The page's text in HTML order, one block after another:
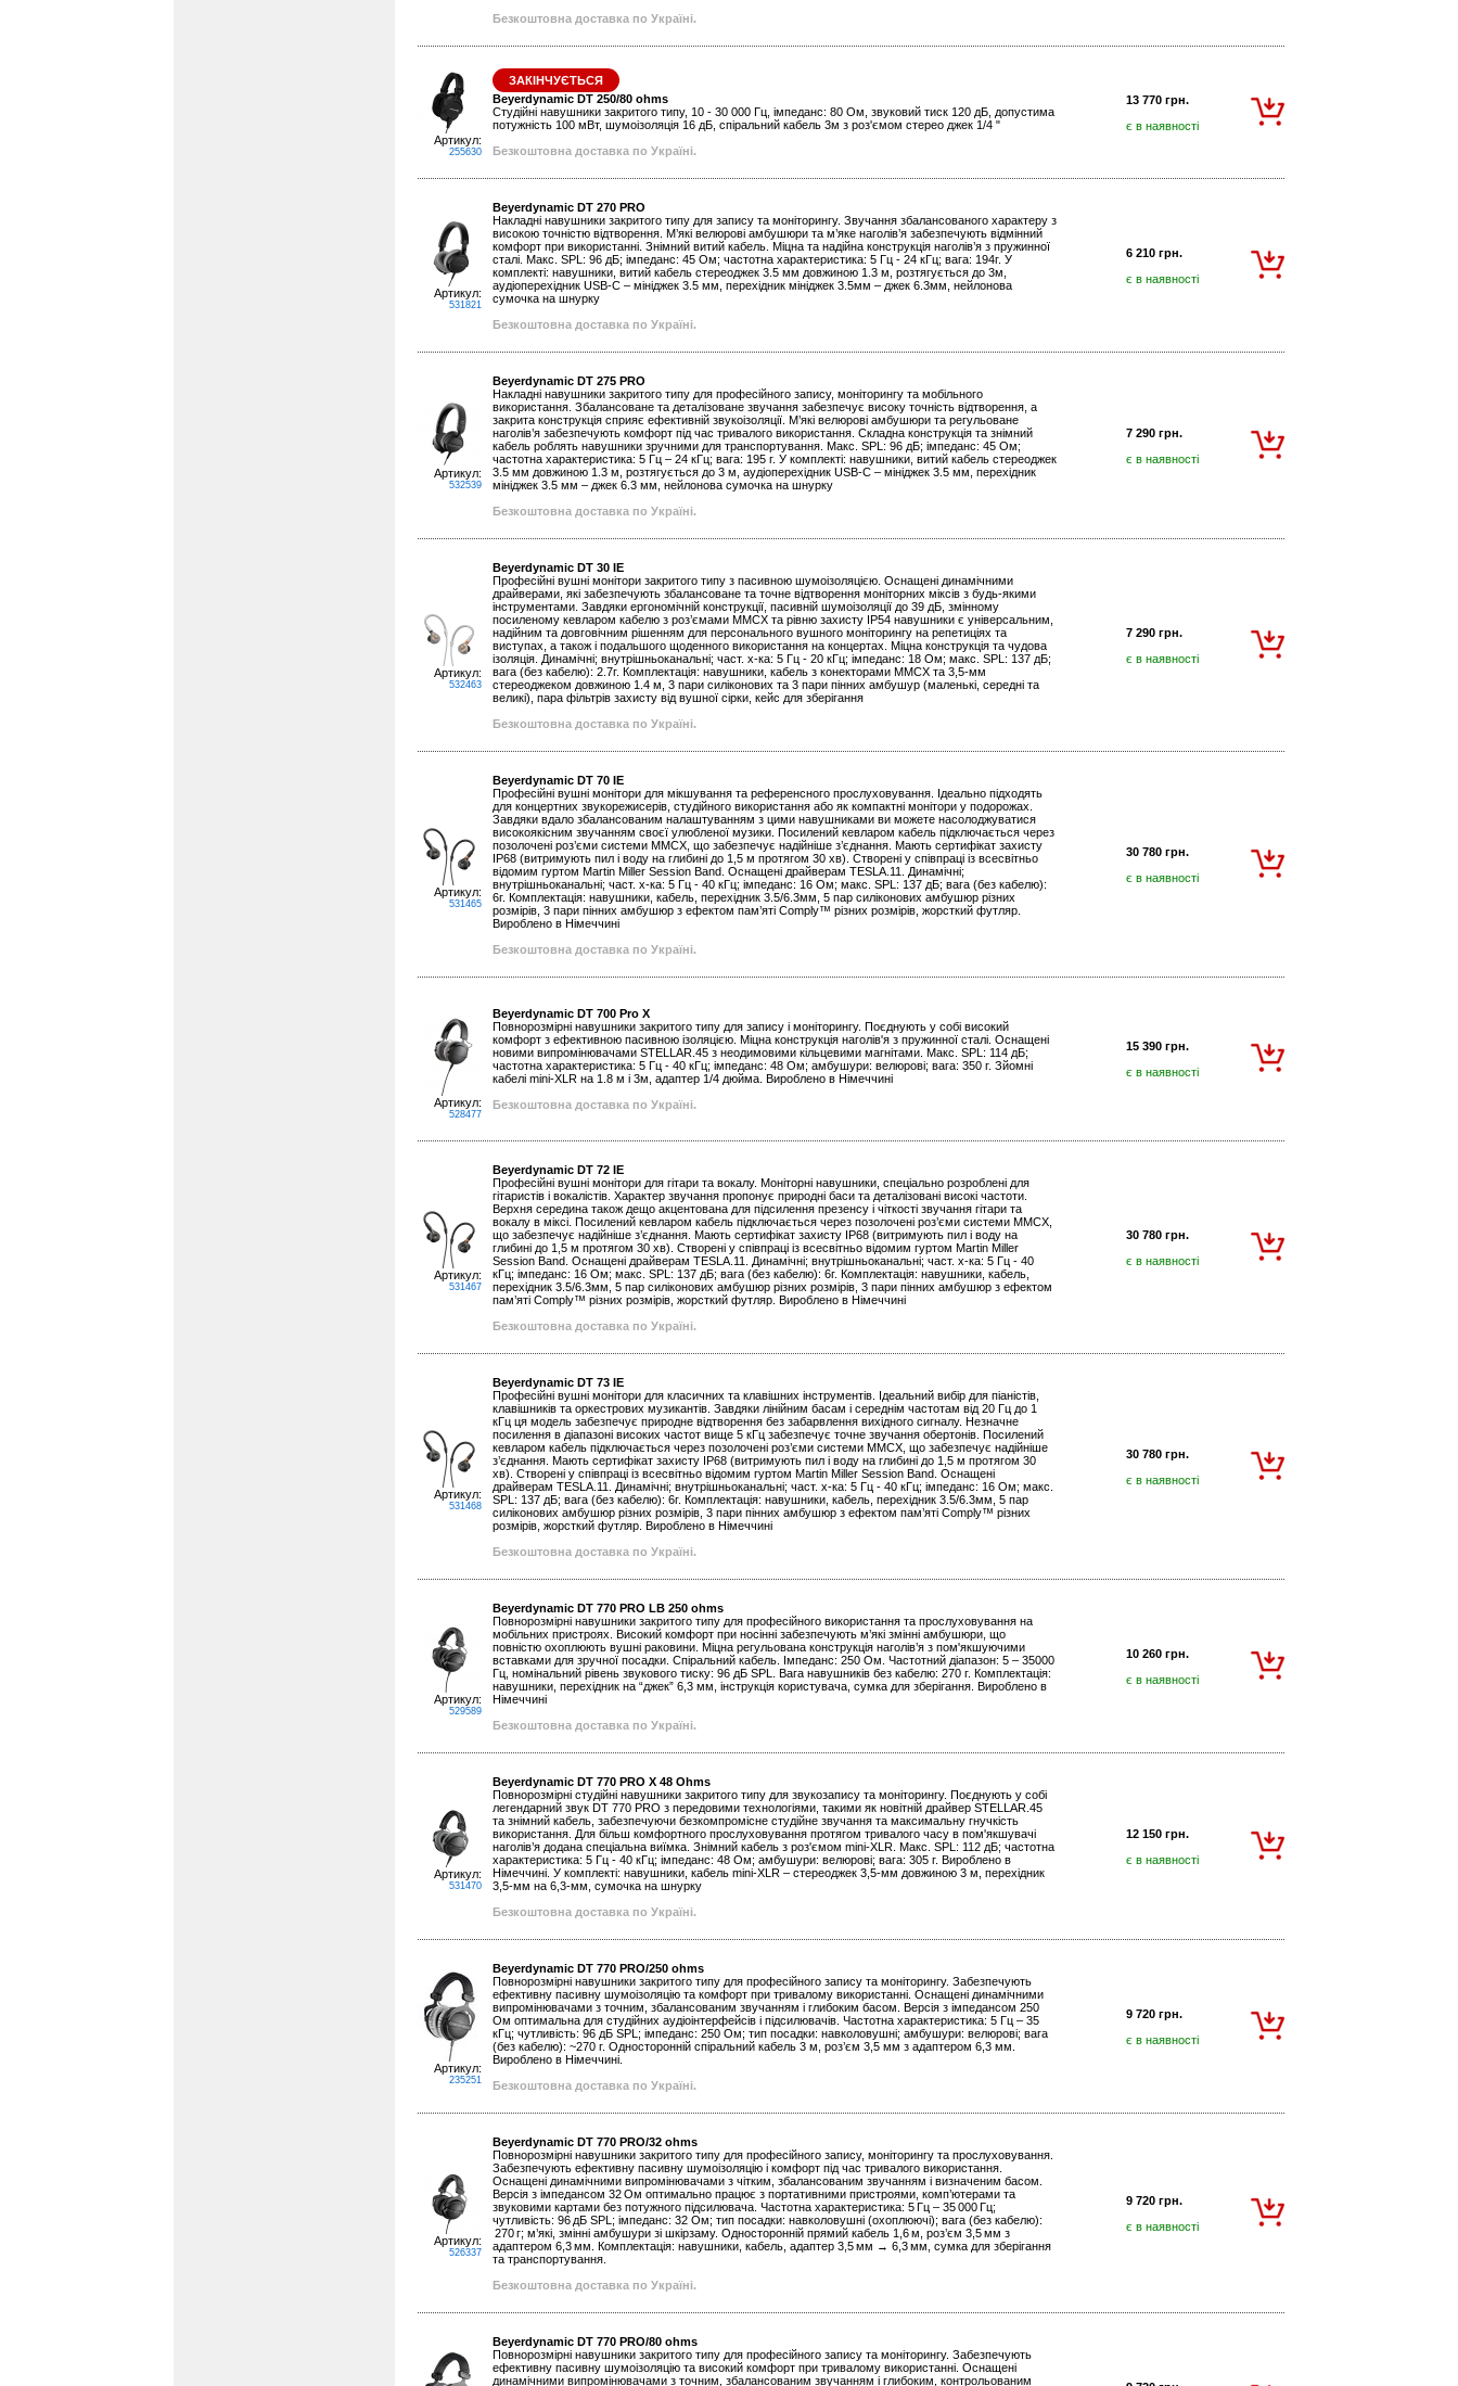
Безкоштовна доставка по Україні.
Артикул:
255630
ЗАКІНЧУЄТЬСЯ
Beyerdynamic DT 250/80 ohms
Студійні навушники закритого типу, 10 - 30 000 Гц, імпеданс: 80 Ом, звуковий тиск 120 дБ, допустима
потужність 100 мВт, шумоізоляція 16 дБ, спіральний кабель 3м з роз'ємом стерео джек 1/4 "
Безкоштовна доставка по Україні.
13 770 грн.
є в наявності
Артикул:
531821
Beyerdynamic DT 270 PRO
Накладні навушники закритого типу для запису та моніторингу. Звучання збалансованого характеру з
високою точністю відтворення. М’які велюрові амбушюри та м’яке наголів’я забезпечують відмінний
комфорт при використанні. Знімний витий кабель. Міцна та надійна конструкція наголів’я з пружинної
сталі. Макс. SPL: 96 дБ; імпеданс: 45 Ом; частотна характеристика: 5 Гц - 24 кГц; вага: 194г. У
комплекті: навушники, витий кабель стереоджек 3.5 мм довжиною 1.3 м, розтягується до 3м,
аудіоперехідник USB-C – мініджек 3.5 мм, перехідник мініджек 3.5мм – джек 6.3мм, нейлонова
сумочка на шнурку
Безкоштовна доставка по Україні.
6 210 грн.
є в наявності
Артикул:
532539
Beyerdynamic DT 275 PRO
Накладні навушники закритого типу для професійного запису, моніторингу та мобільного
використання. Збалансоване та деталізоване звучання забезпечує високу точність відтворення, а
закрита конструкція сприяє ефективній звукоізоляції. М’які велюрові амбушюри та регульоване
наголів’я забезпечують комфорт під час тривалого використання. Складна конструкція та знімний
кабель роблять навушники зручними для транспортування. Макс. SPL: 96 дБ; імпеданс: 45 Ом;
частотна характеристика: 5 Гц – 24 кГц; вага: 195 г. У комплекті: навушники, витий кабель стереоджек
3.5 мм довжиною 1.3 м, розтягується до 3 м, аудіоперехідник USB-C – мініджек 3.5 мм, перехідник
мініджек 3.5 мм – джек 6.3 мм, нейлонова сумочка на шнурку
Безкоштовна доставка по Україні.
7 290 грн.
є в наявності
Артикул:
532463
Beyerdynamic DT 30 IE
Професійні вушні монітори закритого типу з пасивною шумоізоляцією. Оснащені динамічними
драйверами, які забезпечують збалансоване та точне відтворення моніторних міксів з будь-якими
інструментами. Завдяки ергономічній конструкції, пасивній шумоізоляції до 39 дБ, змінному
посиленому кевларом кабелю з роз’ємами MMCX та рівню захисту IP54 навушники є універсальним,
надійним та довговічним рішенням для персонального вушного моніторингу на репетиціях та
виступах, а також і подальшого щоденного використання на концертах. Міцна конструкція та чудова
ізоляція. Динамічні; внутрішньоканальні; част. х-ка: 5 Гц - 20 кГц; імпеданс: 18 Ом; макс. SPL: 137 дБ;
вага (без кабелю): 2.7г. Комплектація: навушники, кабель з конекторами MMCX та 3,5-мм
стереоджеком довжиною 1.4 м, 3 пари силіконових та 3 пари пінних амбушур (маленькі, середні та
великі), пара фільтрів захисту від вушної сірки, кейс для зберігання
Безкоштовна доставка по Україні.
7 290 грн.
є в наявності
Артикул:
531465
Beyerdynamic DT 70 IE
Професійні вушні монітори для мікшування та референсного прослуховування. Ідеально підходять
для концертних звукорежисерів, студійного використання або як компактні монітори у подорожах.
Завдяки вдало збалансованим налаштуванням з цими навушниками ви можете насолоджуватися
високоякісним звучанням своєї улюбленої музики. Посилений кевларом кабель підключається через
позолочені роз’єми системи MMCX, що забезпечує надійніше з’єднання. Мають сертифікат захисту
IP68 (витримують пил і воду на глибині до 1,5 м протягом 30 хв). Створені у співпраці із всесвітньо
відомим гуртом Martin Miller Session Band. Оснащені драйверам TESLA.11. Динамічні;
внутрішньоканальні; част. х-ка: 5 Гц - 40 кГц; імпеданс: 16 Ом; макс. SPL: 137 дБ; вага (без кабелю):
6г. Комплектація: навушники, кабель, перехідник 3.5/6.3мм, 5 пар силіконових амбушюр різних
розмірів, 3 пари пінних амбушюр з ефектом пам’яті Comply™ різних розмірів, жорсткий футляр.
Вироблено в Німеччині
Безкоштовна доставка по Україні.
30 780 грн.
є в наявності
Артикул:
528477
Beyerdynamic DT 700 Pro X
Повнорозмірні навушники закритого типу для запису і моніторингу. Поєднують у собі високий
комфорт з ефективною пасивною ізоляцією. Міцна конструкція наголів'я з пружинної сталі. Оснащені
новими випромінювачами STELLAR.45 з неодимовими кільцевими магнітами. Макс. SPL: 114 дБ;
частотна характеристика: 5 Гц - 40 кГц; імпеданс: 48 Ом; амбушури: велюрові; вага: 350 г. Зйомні
кабелі mini-XLR на 1.8 м і 3м, адаптер 1/4 дюйма. Вироблено в Німеччині
Безкоштовна доставка по Україні.
15 390 грн.
є в наявності
Артикул:
531467
Beyerdynamic DT 72 IE
Професійні вушні монітори для гітари та вокалу. Моніторні навушники, спеціально розроблені для
гітаристів і вокалістів. Характер звучання пропонує природні баси та деталізовані високі частоти.
Верхня середина також дещо акцентована для підсилення презенсу і чіткості звучання гітари та
вокалу в міксі. Посилений кевларом кабель підключається через позолочені роз’єми системи MMCX,
що забезпечує надійніше з’єднання. Мають сертифікат захисту IP68 (витримують пил і воду на
глибині до 1,5 м протягом 30 хв). Створені у співпраці із всесвітньо відомим гуртом Martin Miller
Session Band. Оснащені драйверам TESLA.11. Динамічні; внутрішньоканальні; част. х-ка: 5 Гц - 40
кГц; імпеданс: 16 Ом; макс. SPL: 137 дБ; вага (без кабелю): 6г. Комплектація: навушники, кабель,
перехідник 3.5/6.3мм, 5 пар силіконових амбушюр різних розмірів, 3 пари пінних амбушюр з ефектом
пам’яті Comply™ різних розмірів, жорсткий футляр. Вироблено в Німеччині
Безкоштовна доставка по Україні.
30 780 грн.
є в наявності
Артикул:
531468
Beyerdynamic DT 73 IE
Професійні вушні монітори для класичних та клавішних інструментів. Ідеальний вибір для піаністів,
клавішників та оркестрових музикантів. Завдяки лінійним басам і середнім частотам від 20 Гц до 1
кГц ця модель забезпечує природне відтворення без забарвлення вихідного сигналу. Незначне
посилення в діапазоні високих частот вище 5 кГц забезпечує точне звучання обертонів. Посилений
кевларом кабель підключається через позолочені роз’єми системи MMCX, що забезпечує надійніше
з’єднання. Мають сертифікат захисту IP68 (витримують пил і воду на глибині до 1,5 м протягом 30
хв). Створені у співпраці із всесвітньо відомим гуртом Martin Miller Session Band. Оснащені
драйверам TESLA.11. Динамічні; внутрішньоканальні; част. х-ка: 5 Гц - 40 кГц; імпеданс: 16 Ом; макс.
SPL: 137 дБ; вага (без кабелю): 6г. Комплектація: навушники, кабель, перехідник 3.5/6.3мм, 5 пар
силіконових амбушюр різних розмірів, 3 пари пінних амбушюр з ефектом пам’яті Comply™ різних
розмірів, жорсткий футляр. Вироблено в Німеччині
Безкоштовна доставка по Україні.
30 780 грн.
є в наявності
Артикул:
529589
Beyerdynamic DT 770 PRO LB 250 ohms
Повнорозмірні навушники закритого типу для професійного використання та прослуховування на
мобільних пристроях. Високий комфорт при носінні забезпечують м’які змінні амбушюри, що
повністю охоплюють вушні раковини. Міцна регульована конструкція наголів’я з пом'якшуючими
вставками для зручної посадки. Спіральний кабель. Імпеданс: 250 Ом. Частотний діапазон: 5 – 35000
Гц, номінальний рівень звукового тиску: 96 дБ SPL. Вага навушників без кабелю: 270 г. Комплектація:
навушники, перехідник на “джек” 6,3 мм, інструкція користувача, сумка для зберігання. Вироблено в
Німеччині
Безкоштовна доставка по Україні.
10 260 грн.
є в наявності
Артикул:
531470
Beyerdynamic DT 770 PRO X 48 Ohms
Повнорозмірні студійні навушники закритого типу для звукозапису та моніторингу. Поєднують у собі
легендарний звук DT 770 PRO з передовими технологіями, такими як новітній драйвер STELLAR.45
та знімний кабель, забезпечуючи безкомпромісне студійне звучання та максимальну гнучкість
використання. Для більш комфортного прослуховування протягом тривалого часу в пом'якшувачі
наголів’я додана спеціальна виїмка. Знімний кабель з роз'ємом mini-XLR. Макс. SPL: 112 дБ; частотна
характеристика: 5 Гц - 40 кГц; імпеданс: 48 Ом; амбушури: велюрові; вага: 305 г. Вироблено в
Німеччині. У комплекті: навушники, кабель mini-XLR – стереоджек 3,5-мм довжиною 3 м, перехідник
3,5-мм на 6,3-мм, сумочка на шнурку
Безкоштовна доставка по Україні.
12 150 грн.
є в наявності
Артикул:
235251
Beyerdynamic DT 770 PRO/250 ohms
Повнорозмірні навушники закритого типу для професійного запису та моніторингу. Забезпечують
ефективну пасивну шумоізоляцію та комфорт при тривалому використанні. Оснащені динамічними
випромінювачами з точним, збалансованим звучанням і глибоким басом. Версія з імпедансом 250
Ом оптимальна для студійних аудіоінтерфейсів і підсилювачів. Частотна характеристика: 5 Гц – 35
кГц; чутливість: 96 дБ SPL; імпеданс: 250 Ом; тип посадки: навколовушні; амбушури: велюрові; вага
(без кабелю): ~270 г. Односторонній спіральний кабель 3 м, роз’єм 3,5 мм з адаптером 6,3 мм.
Вироблено в Німеччині.
Безкоштовна доставка по Україні.
9 720 грн.
є в наявності
Артикул:
526337
Beyerdynamic DT 770 PRO/32 ohms
Повнорозмірні навушники закритого типу для професійного запису, моніторингу та прослуховування.
Забезпечують ефективну пасивну шумоізоляцію і комфорт під час тривалого використання.
Оснащені динамічними випромінювачами з чітким, збалансованим звучанням і визначеним басом.
Версія з імпедансом 32 Ом оптимально працює з портативними пристроями, комп’ютерами та
звуковими картами без потужного підсилювача. Частотна характеристика: 5 Гц – 35 000 Гц;
чутливість: 96 дБ SPL; імпеданс: 32 Ом; тип посадки: навколовушні (охоплюючі); вага (без кабелю):
270 г; м’які, змінні амбушури зі шкірзаму. Односторонній прямий кабель 1,6 м, роз’єм 3,5 мм з
адаптером 6,3 мм. Комплектація: навушники, кабель, адаптер 3,5 мм → 6,3 мм, сумка для зберігання
та транспортування.
Безкоштовна доставка по Україні.
9 720 грн.
є в наявності
Beyerdynamic DT 770 PRO/80 ohms
Повнорозмірні навушники закритого типу для професійного запису та моніторингу. Забезпечують
ефективну пасивну шумоізоляцію та високий комфорт при тривалому використанні. Оснащені
динамічними випромінювачами з точним, збалансованим звучанням і глибоким, контрольованим